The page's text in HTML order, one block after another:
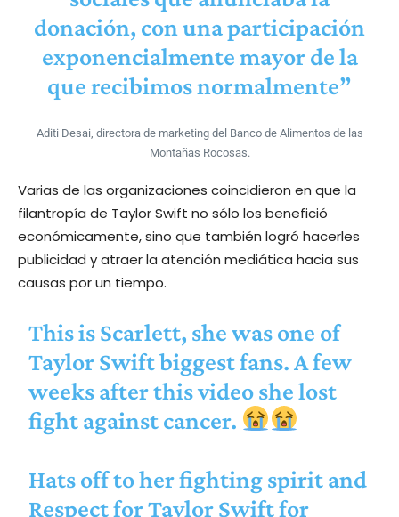
donación, con una participación
exponencialmente mayor de la
que recibimos normalmente”
Aditi Desai, directora de marketing del Banco de Alimentos de las
Montañas Rocosas.
Varias de las organizaciones coincidieron en que la
filantropía de Taylor Swift no sólo los benefició
económicamente, sino que también logró hacerles
publicidad y atraer la atención mediática hacia sus
causas por un tiempo.
This is Scarlett, she was one of
Taylor Swift biggest fans. A few
weeks after this video she lost
fight against cancer.
Hats off to her fighting spirit and
Respect for Taylor Swift for